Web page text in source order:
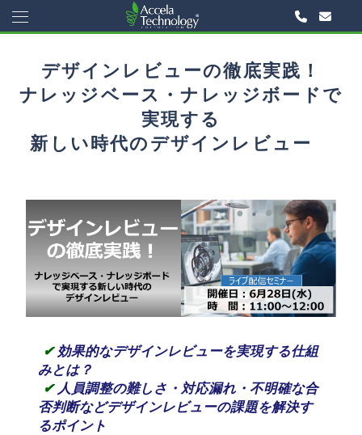
デザインレビューの徹底実践！
ナレッジベース・ナレッジボードで
実現する
新しい時代のデザインレビュー
✔ 効果的なデザインレビューを実現する仕組
みとは？
✔ 人員調整の難しさ・対応漏れ・不明確な合
否判断などデザインレビューの課題を解決す
るポイント